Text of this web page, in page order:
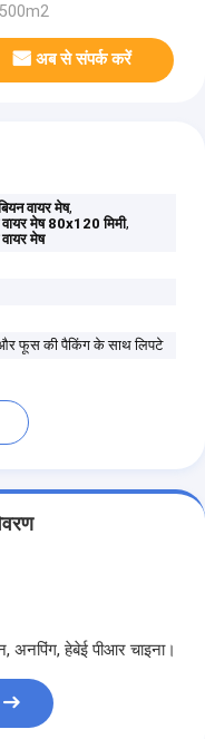
अब से संपर्क करें
वायर मेष,
वायर मेष 80x120 मिमी,
वायर मेष
और फूस की पैकिंग के साथ लिपटे
अनपिंग, हेबेई पीआर चाइना।